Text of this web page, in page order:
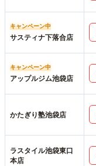
キャンペーン中
サスティナ下落合店
キャンペーン中
アップルジム池袋店
かたぎり塾池袋店
ラスタイル池袋東口
本店